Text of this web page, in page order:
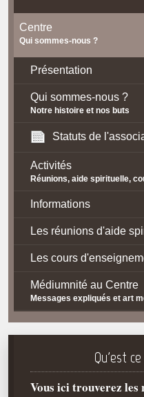
Centre
Qui sommes-nous ?
Présentation
Qui sommes-nous ?
Notre histoire et nos buts
Statuts de
Activités
Réunions, aide spirituelle,
Informations
Les réunions d'aide
Les cours
Médiumnité au Centre
Messages expliqués et art
Contact / Accès
Plan d'accès
Spiritisme
Qu'est
Vous ici trouverez les